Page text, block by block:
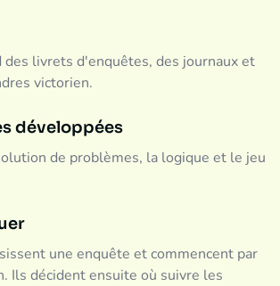
des livrets d'enquêtes, des journaux et
victorien.
développées
de problèmes, la logique et le jeu
une enquête et commencent par
Ils décident ensuite où suivre les